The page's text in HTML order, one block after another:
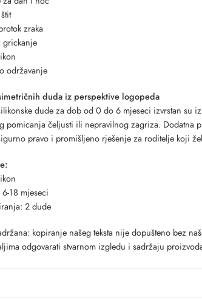
zraka
grickanje
održavanje
duda iz perspektive logopeda
dude za dob od 0 do 6 mjeseci izvrstan su
pomicanja čeljusti ili nepravilnog zagriza. Dodatna
pravo i promišljeno rješenje za roditelje koji
18 mjeseci
2 dude
kopiranje našeg teksta nije dopušteno bez
odgovarati stvarnom izgledu i sadržaju